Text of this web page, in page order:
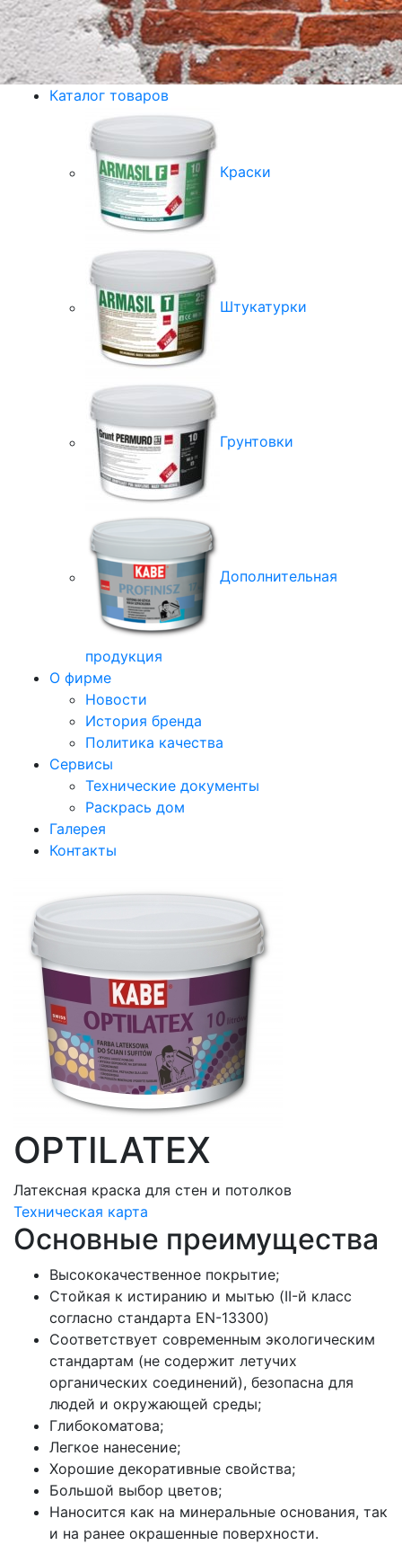
Каталог товаров
Краски
Штукатурки
Грунтовки
Дополнительная
продукция
О фирме
Новости
История бренда
Политика качества
Сервисы
Технические документы
Раскрась дом
Галерея
Контакты
OPTILATEX
Латексная краска для стен и потолков
Техническая карта
Основные преимущества
Высококачественное покрытие;
Стойкая к истиранию и мытью (II-й класс
согласно стандарта EN-13300)
Соответствует современным экологическим
стандартам (не содержит летучих
органических соединений), безопасна для
людей и окружающей среды;
Глибокоматова;
Легкое нанесение;
Хорошие декоративные свойства;
Большой выбор цветов;
Наносится как на минеральные основания, так
и на ранее окрашенные поверхности.